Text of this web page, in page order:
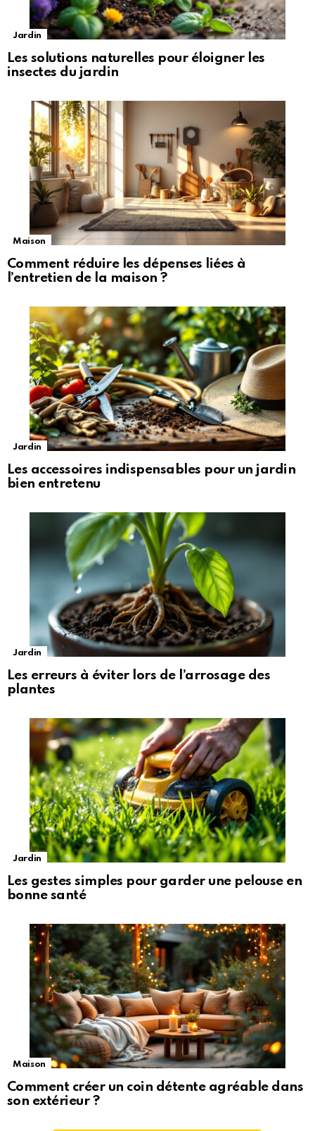
Jardin
Les solutions naturelles pour éloigner les
insectes du jardin
Maison
Comment réduire les dépenses liées à
l’entretien de la maison ?
Jardin
Les accessoires indispensables pour un jardin
bien entretenu
Jardin
Les erreurs à éviter lors de l’arrosage des
plantes
Jardin
Les gestes simples pour garder une pelouse en
bonne santé
Maison
Comment créer un coin détente agréable dans
son extérieur ?